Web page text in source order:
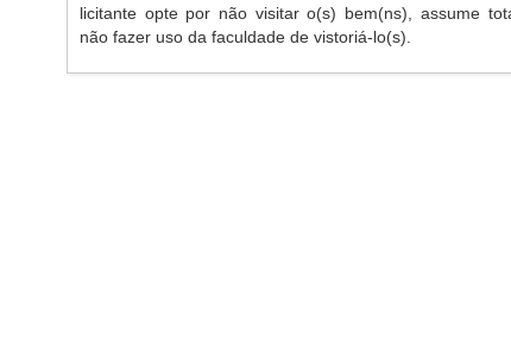
licitante opte por não visitar o(s) bem(ns), assume
não fazer uso da faculdade de vistoriá-lo(s).